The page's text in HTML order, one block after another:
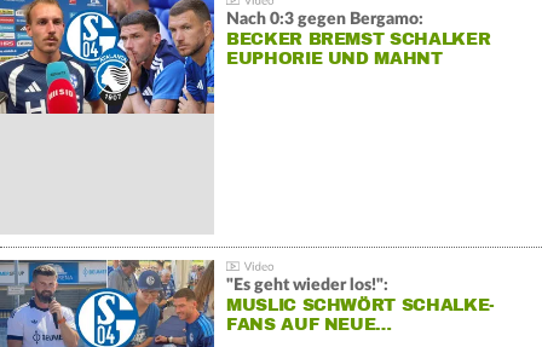
Nach 0:3 gegen Bergamo:
BECKER BREMST SCHALKER
EUPHORIE UND MAHNT
"Es geht wieder los!":
MUSLIC SCHWÖRT SCHALKE-
FANS AUF NEUE…